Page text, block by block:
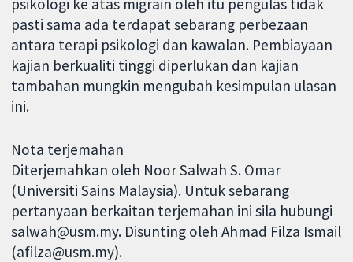
psikologi ke atas migrain oleh itu pengulas tidak
pasti sama ada terdapat sebarang perbezaan
antara terapi psikologi dan kawalan. Pembiayaan
kajian berkualiti tinggi diperlukan dan kajian
tambahan mungkin mengubah kesimpulan ulasan
ini.
Nota terjemahan
Diterjemahkan oleh Noor Salwah S. Omar
(Universiti Sains Malaysia). Untuk sebarang
pertanyaan berkaitan terjemahan ini sila hubungi
salwah@usm.my. Disunting oleh Ahmad Filza Ismail
(afilza@usm.my).